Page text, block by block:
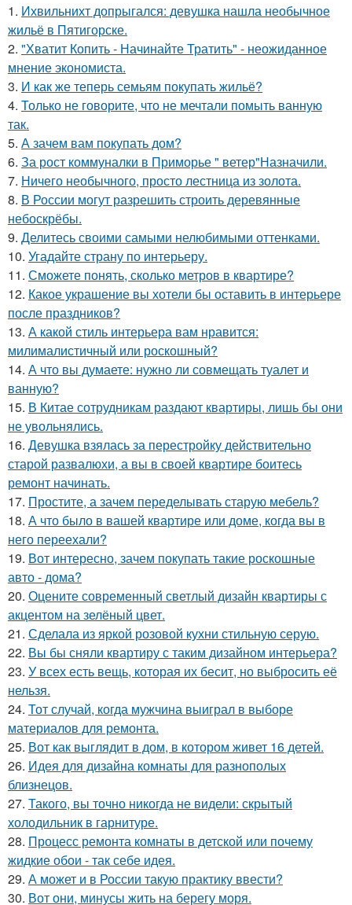
1. Ихвильнихт допрыгался: девушка нашла необычное
жильё в Пятигорске.
2. "Хватит Копить - Начинайте Тратить" - неожиданное
мнение экономиста.
3. И как же теперь семьям покупать жильё?
4. Только не говорите, что не мечтали помыть ванную
так.
5. А зачем вам покупать дом?
6. За рост коммуналки в Приморье " ветер"Назначили.
7. Ничего необычного, просто лестница из золота.
8. В России могут разрешить строить деревянные
небоскрёбы.
9. Делитесь своими самыми нелюбимыми оттенками.
10. Угадайте страну по интерьеру.
11. Сможете понять, сколько метров в квартире?
12. Какое украшение вы хотели бы оставить в интерьере
после праздников?
13. А какой стиль интерьера вам нравится:
милималистичный или роскошный?
14. А что вы думаете: нужно ли совмещать туалет и
ванную?
15. В Китае сотрудникам раздают квартиры, лишь бы они
не увольнялись.
16. Девушка взялась за перестройку действительно
старой развалюхи, а вы в своей квартире боитесь
ремонт начинать.
17. Простите, а зачем переделывать старую мебель?
18. А что было в вашей квартире или доме, когда вы в
него переехали?
19. Вот интересно, зачем покупать такие роскошные
авто - дома?
20. Оцените современный светлый дизайн квартиры с
акцентом на зелёный цвет.
21. Сделала из яркой розовой кухни стильную серую.
22. Вы бы сняли квартиру с таким дизайном интерьера?
23. У всех есть вещь, которая их бесит, но выбросить её
нельзя.
24. Тот случай, когда мужчина выиграл в выборе
материалов для ремонта.
25. Вот как выглядит в дом, в котором живет 16 детей.
26. Идея для дизайна комнаты для разнополых
близнецов.
27. Такого, вы точно никогда не видели: скрытый
холодильник в гарнитуре.
28. Процесс ремонта комнаты в детской или почему
жидкие обои - так себе идея.
29. А может и в России такую практику ввести?
30. Вот они, минусы жить на берегу моря.